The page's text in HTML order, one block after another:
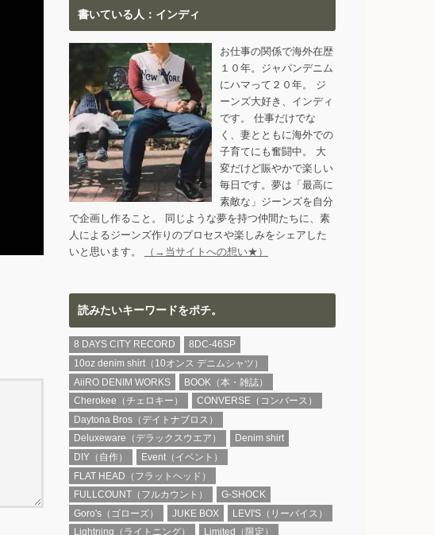
書いている人：インディ
お仕事の関係で海外在歴
１０年。ジャパンデニム
にハマって２０年。 ジ
ーンズ大好き、インディ
です。 仕事だけでな
く、妻とともに海外での
子育てにも奮闘中。 大
変だけど賑やかで楽しい
毎日です。夢は「最高に
素敵な」ジーンズを自分
で企画し作ること。 同じような夢を持つ仲間たちに、素
人によるジーンズ作りのプロセスや楽しみをシェアした
いと思います。
（→当サイトへの想い★）
読みたいキーワードをポチ。
8 DAYS CITY RECORD
8DC-46SP
10oz denim shirt（10オンス デニムシャツ）
AiiRO DENIM WORKS
BOOK（本・雑誌）
Cherokee（チェロキー）
CONVERSE（コンバース）
Daytona Bros（デイトナブロス）
Deluxeware（デラックスウエア）
Denim shirt
DIY（自作）
Event（イベント）
FLAT HEAD（フラットヘッド）
FULLCOUNT（フルカウント）
G-SHOCK
Goro's（ゴローズ）
JUKE BOX
LEVI'S（リーバイス）
Lightning（ライトニング）
Limited（限定）